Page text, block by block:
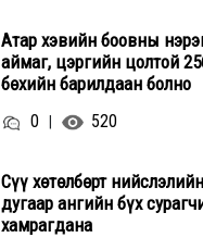
Атар хэвийн боовны
аймаг, цэргийн цолтой
бөхийн барилдаан болно
0 520
Сүү хөтөлбөрт
дугаар ангийн бүх
хамрагдана